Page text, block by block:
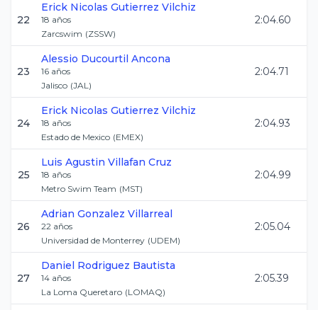
22
Erick Nicolas Gutierrez Vilchiz
18 años
Zarcswim (ZSSW)
2:04.60
23
Alessio Ducourtil Ancona
16 años
Jalisco (JAL)
2:04.71
24
Erick Nicolas Gutierrez Vilchiz
18 años
Estado de Mexico (EMEX)
2:04.93
25
Luis Agustin Villafan Cruz
18 años
Metro Swim Team (MST)
2:04.99
26
Adrian Gonzalez Villarreal
22 años
Universidad de Monterrey (UDEM)
2:05.04
27
Daniel Rodriguez Bautista
14 años
La Loma Queretaro (LOMAQ)
2:05.39